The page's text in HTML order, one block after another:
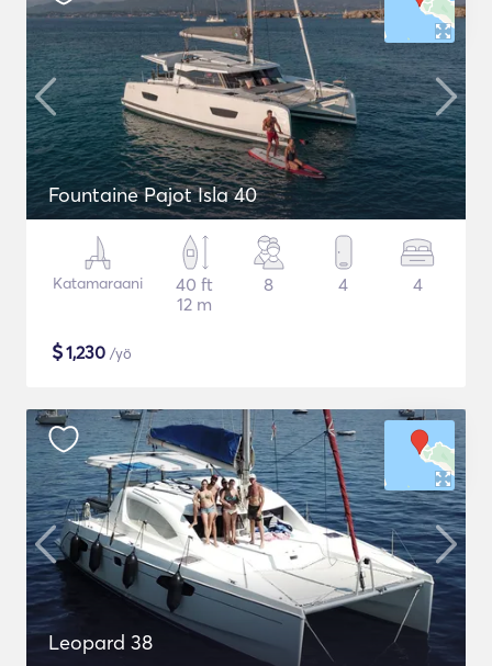
Fountaine Pajot Isla 40
Katamaraani
40 ft
12 m
8 4 4
$1,230 /yö
Leopard 38